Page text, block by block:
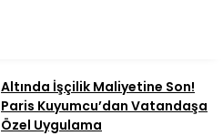
Altında İşçilik Maliyetine Son!
Paris Kuyumcu’dan Vatandaşa
Özel Uygulama